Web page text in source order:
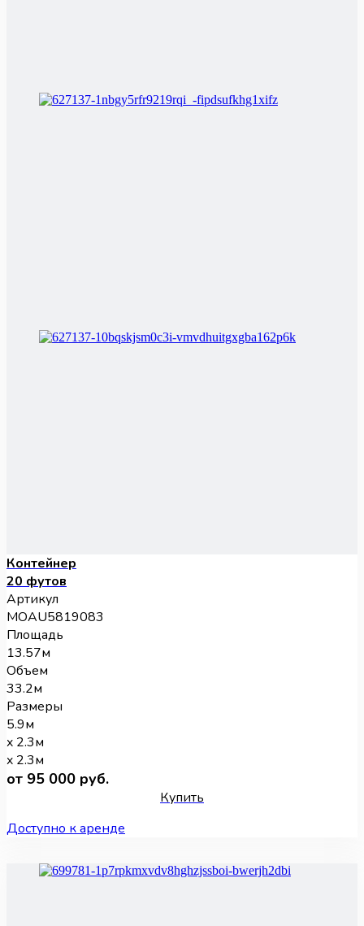
Контейнер
20 футов
Артикул
MOAU5819083
Площадь
13.57м
Объем
33.2м
Размеры
5.9м
x 2.3м
x 2.3м
от 95 000 руб.
Купить
Доступно к аренде